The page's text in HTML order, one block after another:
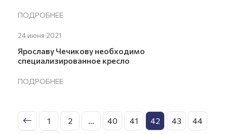
ПОДРОБНЕЕ
24 июня 2021
Ярославу Чечикову необходимо
специализированное кресло
ПОДРОБНЕЕ
1 2 40 41 42 43
44